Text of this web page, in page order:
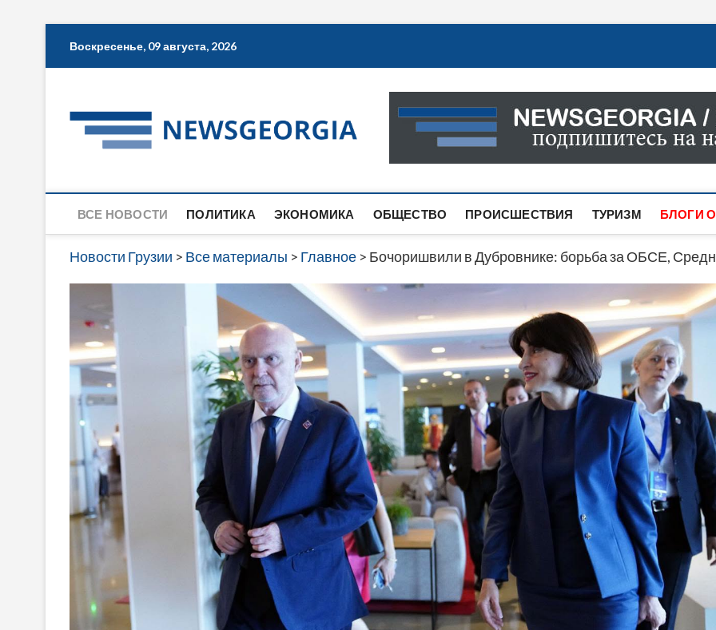
Воскресенье, 09 августа, 2026
Новости Грузии
САМАЯ АКТУАЛЬНАЯ ИНФОРМАЦИЯ О СОБЫТИЯХ
САЙТЕ ВЫ НАЙДЕТЕ НОВОСТИ ПОЛИТИКИ,
ВСЕ НОВОСТИ ПОЛИТИКА ЭКОНОМИКА ОБЩЕСТВО ПРОИСШЕСТВИЯ ТУРИЗМ БЛОГИ
Новости Грузии > Все материалы > Главное > Бочоришвили в Дубровнике: борьба за ОБСЕ,